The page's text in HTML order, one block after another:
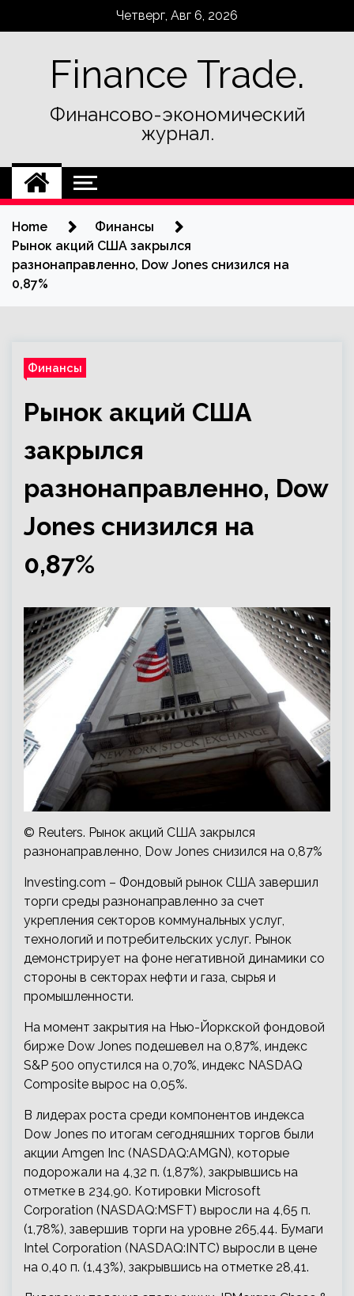
Четверг, Авг 6, 2026
Finance Trade.
Финансово-экономический
журнал.
Home
Финансы
Рынок акций США закрылся
разнонаправленно, Dow Jones снизился на
0,87%
Финансы
Рынок акций США
закрылся
разнонаправленно, Dow
Jones снизился на
0,87%
© Reuters. Рынок акций США закрылся
разнонаправленно, Dow Jones снизился на 0,87%
Investing.com – Фондовый рынок США завершил
торги среды разнонаправленно за счет
укрепления секторов коммунальных услуг,
технологий и потребительских услуг. Рынок
демонстрирует на фоне негативной динамики со
стороны в секторах нефти и газа, сырья и
промышленности.
На момент закрытия на Нью-Йоркской фондовой
бирже Dow Jones подешевел на 0,87%, индекс
S&P 500 опустился на 0,70%, индекс NASDAQ
Composite вырос на 0,05%.
В лидерах роста среди компонентов индекса
Dow Jones по итогам сегодняшних торгов были
акции Amgen Inc (NASDAQ:AMGN), которые
подорожали на 4,32 п. (1,87%), закрывшись на
отметке в 234,90. Котировки Microsoft
Corporation (NASDAQ:MSFT) выросли на 4,65 п.
(1,78%), завершив торги на уровне 265,44. Бумаги
Intel Corporation (NASDAQ:INTC) выросли в цене
на 0,40 п. (1,43%), закрывшись на отметке 28,41.